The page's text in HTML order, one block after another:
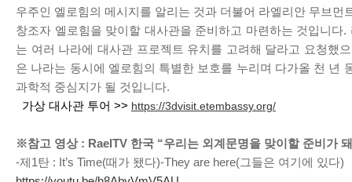
우주인 엘로힘의 메시지를 알리는 것과 더불어 라엘리안 무브먼
창조자 엘로힘을 맞이할 대사관을 준비하고 마련하는 것입니다.
는 여러 나라에 대사관 프로젝트 유치를 고려해 달라고 요청했
은 나라는 동시에 엘로힘의 특별한 보호를 누리며 다가올 천 년
과학적 중심지가 될 것입니다.
가상 대사관 투어 >> https://3dvisit.etembassy.org/
※참고 영상 : RaelTV 한국 “우리는 외계문명을 맞이할 준비가
-제1탄 : It’s Time(때가 됐다)-They are here(그들은 여기에 있다)